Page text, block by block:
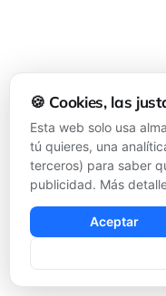
🍪 Cookies, las
Esta web solo usa
tú quieres, una
terceros) para saber
publicidad. Más
Aceptar